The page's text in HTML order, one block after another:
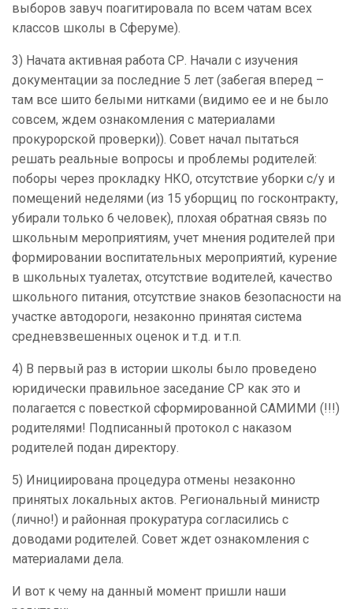
выборов завуч поагитировала по всем чатам всех
классов школы в Сферуме).
3) Начата активная работа СР. Начали с изучения
документации за последние 5 лет (забегая вперед –
там все шито белыми нитками (видимо ее и не было
совсем, ждем ознакомления с материалами
прокурорской проверки)). Совет начал пытаться
решать реальные вопросы и проблемы родителей:
поборы через прокладку НКО, отсутствие уборки с/у и
помещений неделями (из 15 уборщиц по госконтракту,
убирали только 6 человек), плохая обратная связь по
школьным мероприятиям, учет мнения родителей при
формировании воспитательных мероприятий, курение
в школьных туалетах, отсутствие водителей, качество
школьного питания, отсутствие знаков безопасности на
участке автодороги, незаконно принятая система
средневзвешенных оценок и т.д. и т.п.
4) В первый раз в истории школы было проведено
юридически правильное заседание СР как это и
полагается с повесткой сформированной САМИМИ (!!!)
родителями! Подписанный протокол с наказом
родителей подан директору.
5) Инициирована процедура отмены незаконно
принятых локальных актов. Региональный министр
(лично!) и районная прокуратура согласились с
доводами родителей. Совет ждет ознакомления с
материалами дела.
И вот к чему на данный момент пришли наши